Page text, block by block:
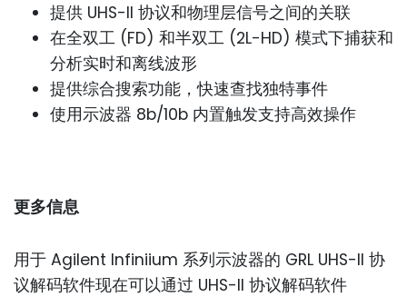
提供 UHS-II 协议和物理层信号之间的关联
在全双工 (FD) 和半双工 (2L-HD) 模式下捕获和
分析实时和离线波形
提供综合搜索功能，快速查找独特事件
使用示波器 8b/10b 内置触发支持高效操作
更多信息
用于 Agilent Infiniium 系列示波器的 GRL UHS-II 协
议解码软件现在可以通过 UHS-II 协议解码软件